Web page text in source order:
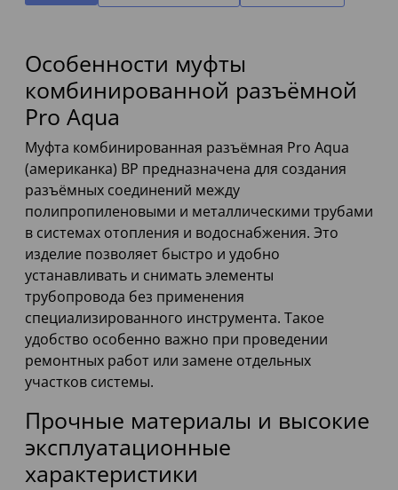
Особенности муфты
комбинированной разъёмной
Pro Aqua
Муфта комбинированная разъёмная Pro Aqua
(американка) ВР предназначена для создания
разъёмных соединений между
полипропиленовыми и металлическими трубами
в системах отопления и водоснабжения. Это
изделие позволяет быстро и удобно
устанавливать и снимать элементы
трубопровода без применения
специализированного инструмента. Такое
удобство особенно важно при проведении
ремонтных работ или замене отдельных
участков системы.
Прочные материалы и высокие
эксплуатационные
характеристики